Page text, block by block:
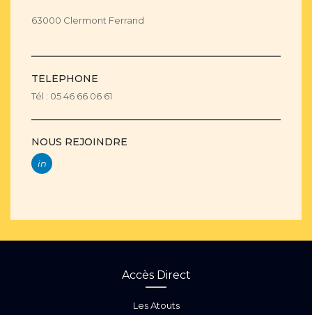
63000 Clermont Ferrand
TÉLÉPHONE
Tél : 05 46 66 06 61
NOUS REJOINDRE
in
Accès Direct
Les Atouts